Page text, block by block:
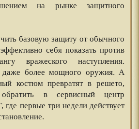
на рынке защитного
базовую защиту от обычного
себя показать против
вражеского наступления.
даже более мощного оружия. А
костюм превратят в решето,
в сервисный центр
где первые три недели действует